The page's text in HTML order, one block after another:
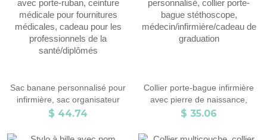
Sac banane personnalisé pour
infirmière, sac organisateur
pour infirmière avec porte-
fournitures médicales, cadeau
$ 44.74
Collier porte-bague infirmière
avec pierre de naissance,
collier porte-bague
bague stéthoscope,
$ 35.06